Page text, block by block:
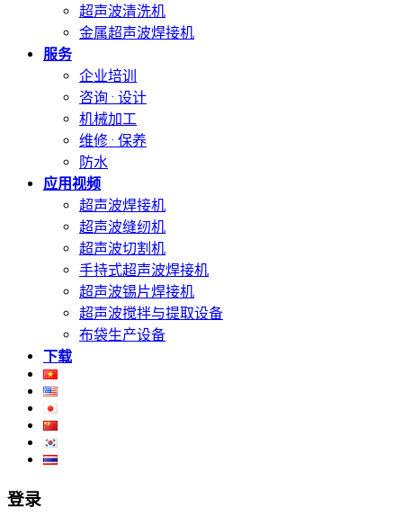
超声波清洗机
金属超声波焊接机
服务
企业培训
咨询 · 设计
机械加工
维修 · 保养
防水
应用视频
超声波焊接机
超声波缝纫机
超声波切割机
手持式超声波焊接机
超声波锡片焊接机
超声波搅拌与提取设备
布袋生产设备
下载
登录